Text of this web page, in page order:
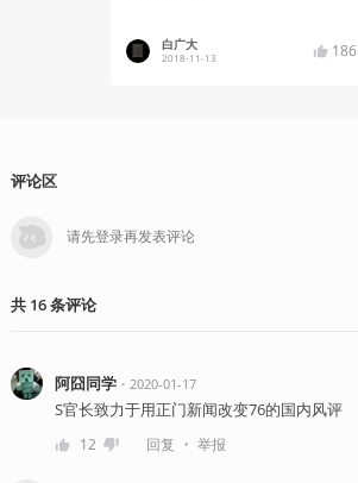
白广大
2018-11-13 186
评论区
共 16条评论
阿囧同学・ 2020-01-17
S官长致力于用正门新闻改变76的国内风评
12 回复 ・ 举报